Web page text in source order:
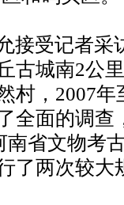
接受记者采
古城南2公
村，2007
全面的调查
南省文物考
了两次较大